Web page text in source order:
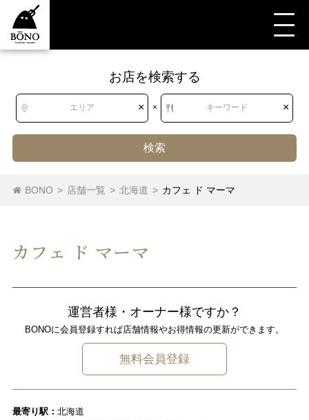
お店を検索する
エリア × × キーワード ×
検索
BONO > 店舗一覧 > 北海道 > カフェ ド マーマ
カフェ ド マーマ
運営者様・オーナー様ですか？
BONOに会員登録すれば店舗情報やお得情報の更新ができます。
無料会員登録
最寄り駅： 北海道